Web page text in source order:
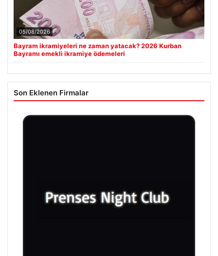
05/08/2026
Bayram ikramiyeleri ne zaman yatacak? 2026 Kurban
Bayramı emekli ikramiye ödemeleri
Son Eklenen Firmalar